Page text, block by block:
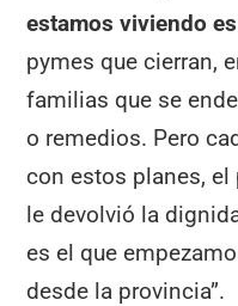
estamos viviendo
pymes que cierran,
familias que se
o remedios. Pero
con estos planes,
le devolvió la
es el que
desde la provincia”.